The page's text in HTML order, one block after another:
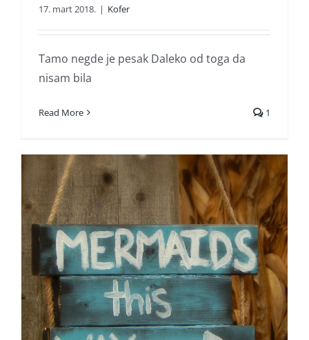
17. mart 2018. | Kofer
Tamo negde je pesak Daleko od toga da
nisam bila
Read More 1